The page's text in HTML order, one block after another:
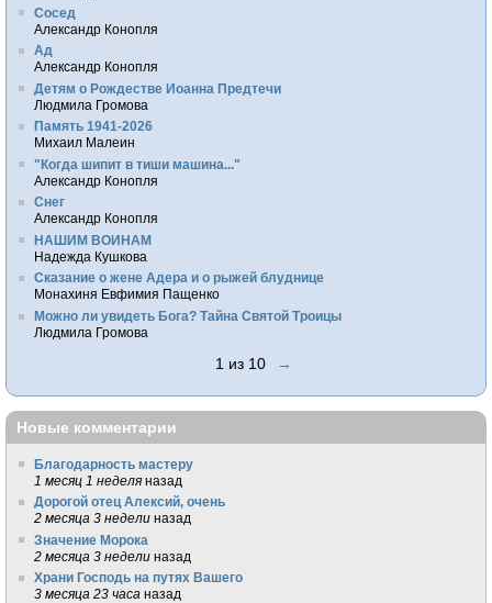
Сосед
Александр Конопля
Ад
Александр Конопля
Детям о Рождестве Иоанна Предтечи
Людмила Громова
Память 1941-2026
Михаил Малеин
"Когда шипит в тиши машина..."
Александр Конопля
Снег
Александр Конопля
НАШИМ ВОИНАМ
Надежда Кушкова
Сказание о жене Адера и о рыжей блуднице
Монахиня Евфимия Пащенко
Можно ли увидеть Бога? Тайна Святой Троицы
Людмила Громова
1 из 10 →
Новые комментарии
Благодарность мастеру
1 месяц 1 неделя назад
Дорогой отец Алексий, очень
2 месяца 3 недели назад
Значение Морока
2 месяца 3 недели назад
Храни Господь на путях Вашего
3 месяца 23 часа назад